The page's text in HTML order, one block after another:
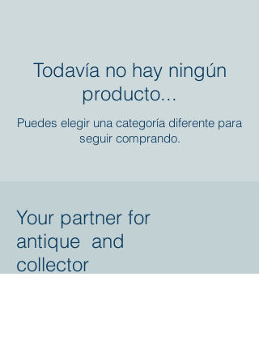
Todavía no hay ningún
producto...
Puedes elegir una categoría diferente para
seguir comprando.
Your partner for
antique and
collector